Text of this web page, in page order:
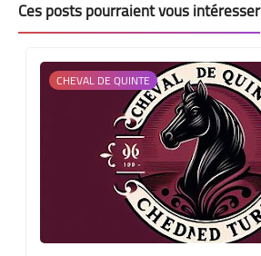
Ces posts pourraient vous intéresser
CHEVAL DE QUINTE